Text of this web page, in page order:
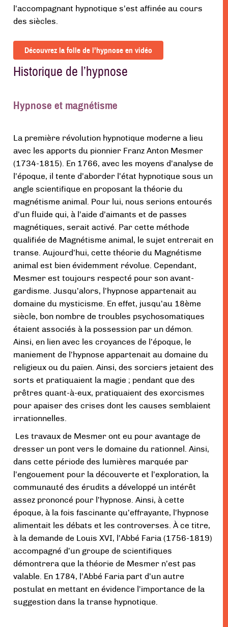
l’accompagnant hypnotique s’est affinée au cours
des siècles.
Découvrez la folle de l’hypnose en vidéo
Historique de l’hypnose
Hypnose et magnétisme
La première révolution hypnotique moderne a lieu
avec les apports du pionnier Franz Anton Mesmer
(1734-1815). En 1766, avec les moyens d’analyse de
l’époque, il tente d’aborder l’état hypnotique sous un
angle scientifique en proposant la théorie du
magnétisme animal. Pour lui, nous serions entourés
d’un fluide qui, à l’aide d’aimants et de passes
magnétiques, serait activé. Par cette méthode
qualifiée de Magnétisme animal, le sujet entrerait en
transe. Aujourd’hui, cette théorie du Magnétisme
animal est bien évidemment révolue. Cependant,
Mesmer est toujours respecté pour son avant-
gardisme. Jusqu’alors, l’hypnose appartenait au
domaine du mysticisme. En effet, jusqu’au 18ème
siècle, bon nombre de troubles psychosomatiques
étaient associés à la possession par un démon.
Ainsi, en lien avec les croyances de l’époque, le
maniement de l’hypnose appartenait au domaine du
religieux ou du païen. Ainsi, des sorciers jetaient des
sorts et pratiquaient la magie ; pendant que des
prêtres quant-à-eux, pratiquaient des exorcismes
pour apaiser des crises dont les causes semblaient
irrationnelles.
Les travaux de Mesmer ont eu pour avantage de
dresser un pont vers le domaine du rationnel. Ainsi,
dans cette période des lumières marquée par
l’engouement pour la découverte et l’exploration, la
communauté des érudits a développé un intérêt
assez prononcé pour l’hypnose. Ainsi, à cette
époque, à la fois fascinante qu’effrayante, l’hypnose
alimentait les débats et les controverses. À ce titre,
à la demande de Louis XVI, l’Abbé Faria (1756-1819)
accompagné d’un groupe de scientifiques
démontrera que la théorie de Mesmer n’est pas
valable. En 1784, l’Abbé Faria part d’un autre
postulat en mettant en évidence l’importance de la
suggestion dans la transe hypnotique.